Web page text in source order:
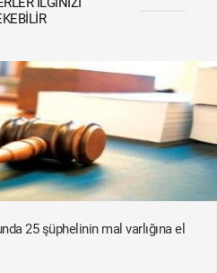
25 şüphelinin mal varlığına el